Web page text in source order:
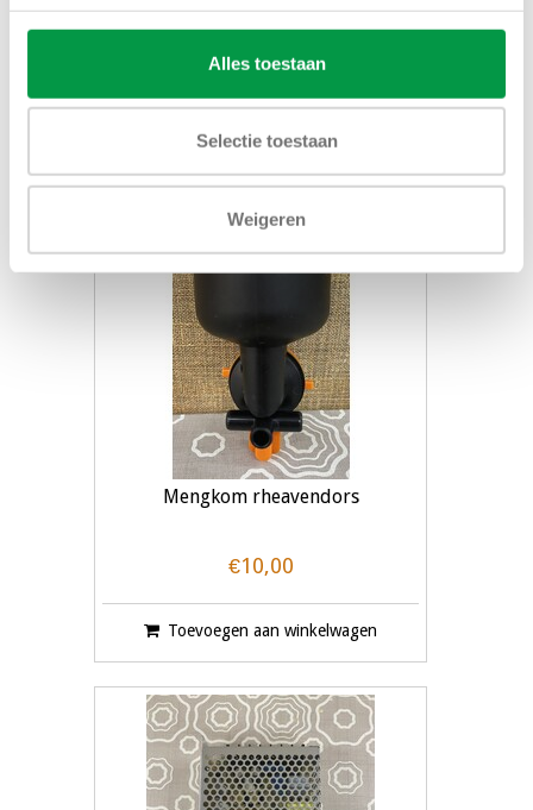
Alles toestaan
Selectie toestaan
Weigeren
Toevoegen aan winkelwagen
Mengkom rheavendors
€10,00
Toevoegen aan winkelwagen